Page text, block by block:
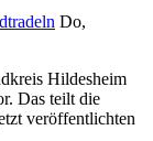
Do,
Hildesheim
Das teilt die
veröffentlichten